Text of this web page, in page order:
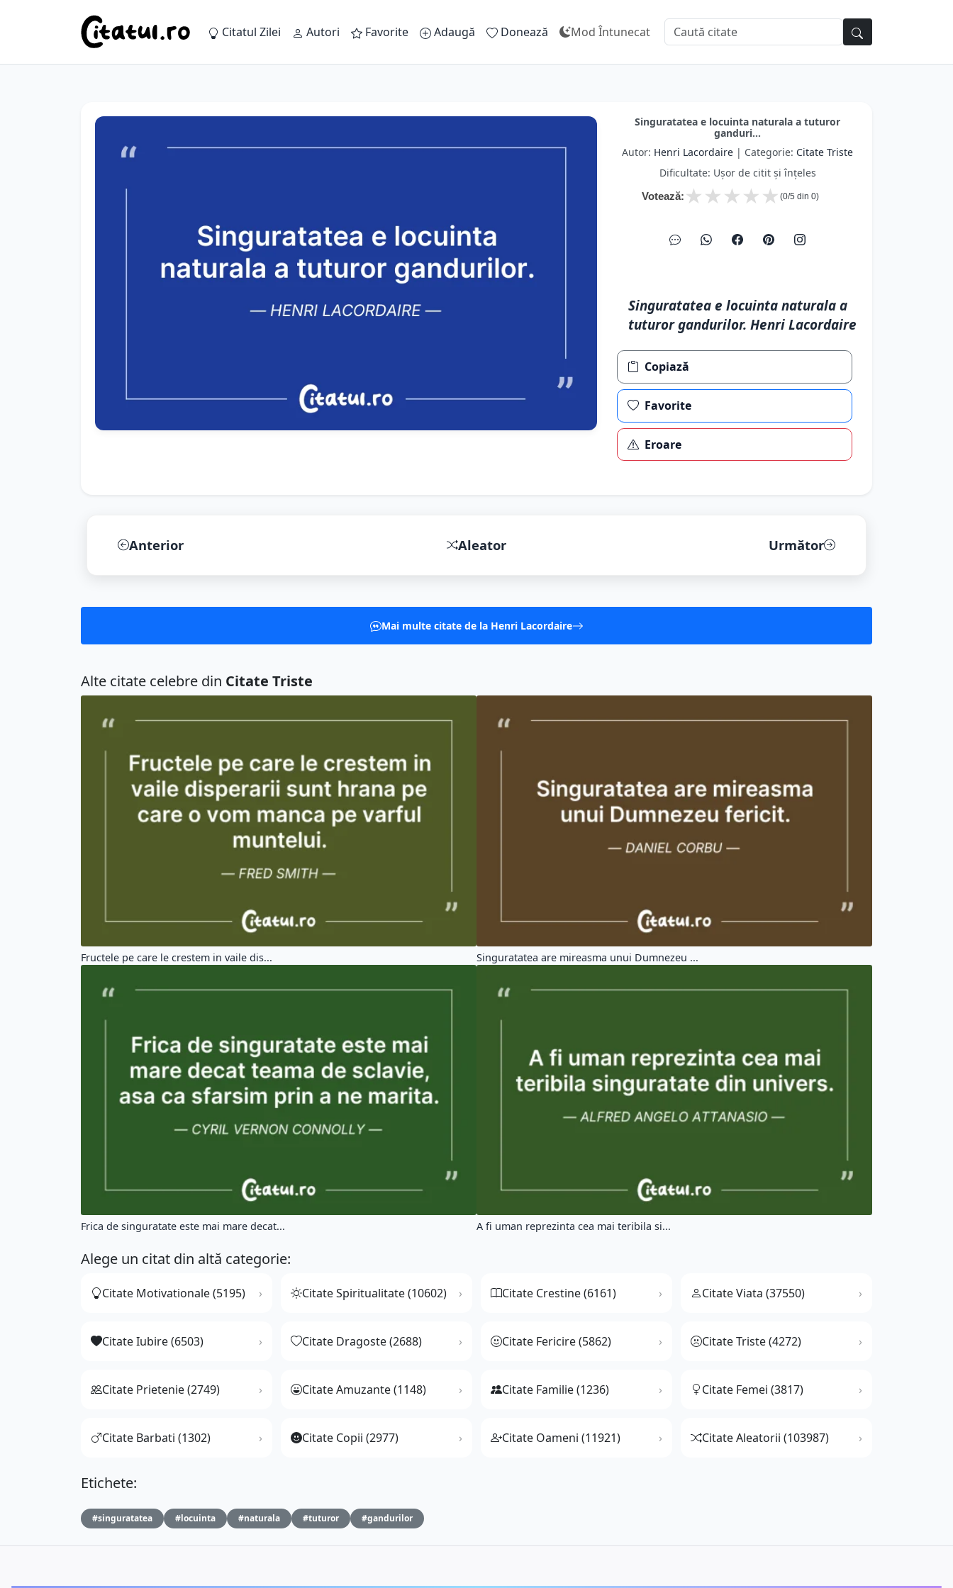
Citatul Zilei Autori Favorite Adaugă Donează Mod Întunecat
Singuratatea e locuinta naturala a tuturor
ganduri...
Autor: Henri Lacordaire | Categorie: Citate Triste
Dificultate: Ușor de citit și înțeles
Votează: ★
★
★
★
★ (0/5 din 0)
Singuratatea e locuinta naturala a
tuturor gandurilor. Henri Lacordaire
Copiază
Favorite
Eroare
Anterior Aleator Următor
Mai multe citate de la Henri Lacordaire
Alte citate celebre din Citate Triste
Fructele pe care le crestem in vaile dis... Singuratatea are mireasma unui Dumnezeu ...
Frica de singuratate este mai mare decat... A fi uman reprezinta cea mai teribila si...
Alege un citat din altă categorie:
Citate Motivationale (5195) Citate Spiritualitate (10602) Citate Crestine (6161) Citate Viata (37550)
Citate Iubire (6503) Citate Dragoste (2688) Citate Fericire (5862) Citate Triste (4272)
Citate Prietenie (2749) Citate Amuzante (1148) Citate Familie (1236) Citate Femei (3817)
Citate Barbati (1302) Citate Copii (2977) Citate Oameni (11921) Citate Aleatorii (103987)
Etichete:
#singuratatea #locuinta #naturala #tuturor #gandurilor